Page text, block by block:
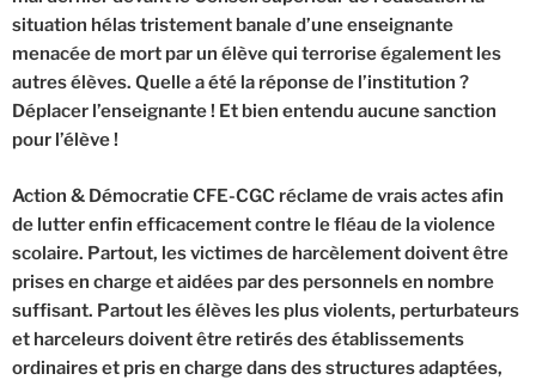
situation hélas tristement banale d’une enseignante
menacée de mort par un élève qui terrorise également les
autres élèves. Quelle a été la réponse de l’institution ?
Déplacer l’enseignante ! Et bien entendu aucune sanction
pour l’élève !
Action & Démocratie CFE-CGC réclame de vrais actes afin
de lutter enfin efficacement contre le fléau de la violence
scolaire. Partout, les victimes de harcèlement doivent être
prises en charge et aidées par des personnels en nombre
suffisant. Partout les élèves les plus violents, perturbateurs
et harceleurs doivent être retirés des établissements
ordinaires et pris en charge dans des structures adaptées,